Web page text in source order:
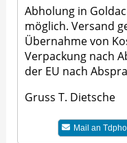
Abholung in
möglich. Versand
Übernahme von
Verpackung nach
der EU nach
Gruss T. Dietsche
Mail an